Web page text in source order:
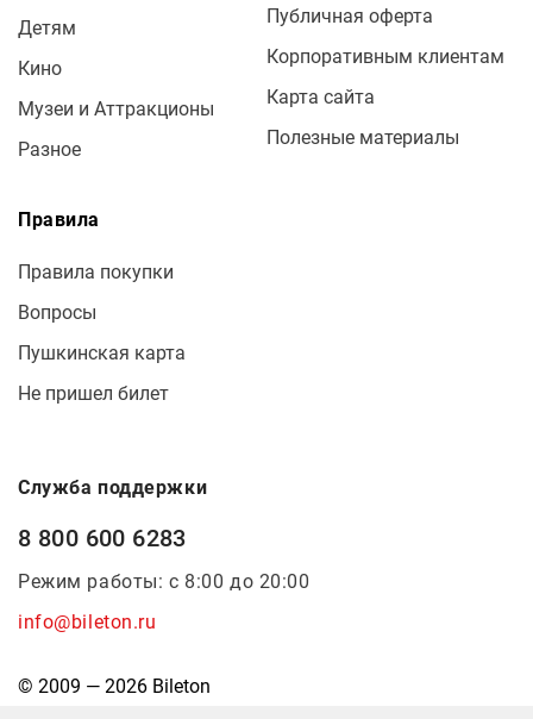
Детям
Кино
Музеи и Аттракционы
Разное
Публичная оферта
Корпоративным клиентам
Карта сайта
Полезные материалы
Правила
Правила покупки
Вопросы
Пушкинская карта
Не пришел билет
Служба поддержки
8 800 600 6283
Режим работы: с 8:00 до 20:00
info@bileton.ru
© 2009 — 2026 Bileton